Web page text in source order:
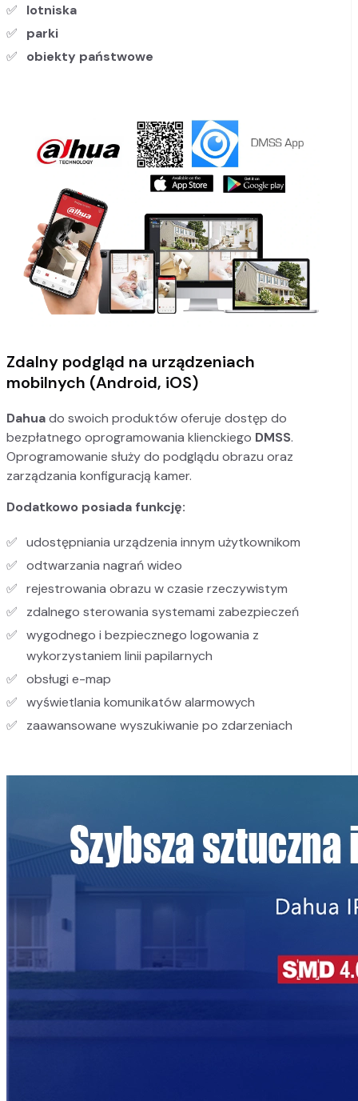
lotniska
parki
obiekty państwowe
Zdalny podgląd na urządzeniach
mobilnych (Android, iOS)
Dahuado swoich produktów oferuje dostęp do
bezpłatnego oprogramowania klienckiego DMSS.
Oprogramowanie służy do podglądu obrazu oraz
zarządzania konfiguracją kamer.
Dodatkowo posiada funkcję:
udostępniania urządzenia innym użytkownikom
odtwarzania nagrań wideo
rejestrowania obrazu w czasie rzeczywistym
zdalnego sterowania systemami zabezpieczeń
wygodnego i bezpiecznego logowania z
wykorzystaniem linii papilarnych
obsługi e-map
wyświetlania komunikatów alarmowych
zaawansowane wyszukiwanie po zdarzeniach